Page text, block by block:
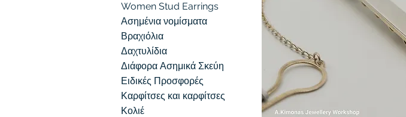
Women Stud Earrings
Ασημένια νομίσματα
Βραχιόλια
Δαχτυλίδια
Διάφορα Ασημικά Σκεύη
Ειδικές Προσφορές
Καρφίτσες και καρφίτσες
Κολιέ